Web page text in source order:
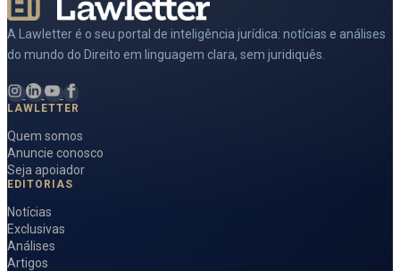
A Lawletter é o seu portal de inteligência jurídica: notícias e análises
do mundo do Direito em linguagem clara, sem juridiquês.
LAWLETTER
Quem somos
Anuncie conosco
Seja apoiador
EDITORIAS
Notícias
Exclusivas
Análises
Artigos